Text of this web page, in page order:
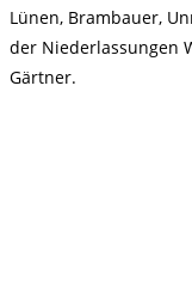
Lünen, Brambauer,
der Niederlassungen
Gärtner.